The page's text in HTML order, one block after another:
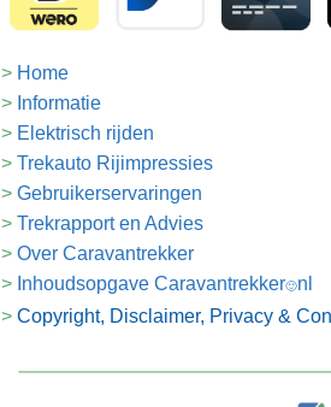
Home
Informatie
Elektrisch rijden
Trekauto Rijimpressies
Gebruikerservaringen
Trekrapport en Advies
Over Caravantrekker
Inhoudsopgave Caravantrekker🙂nl
Copyright, Disclaimer, Privacy &